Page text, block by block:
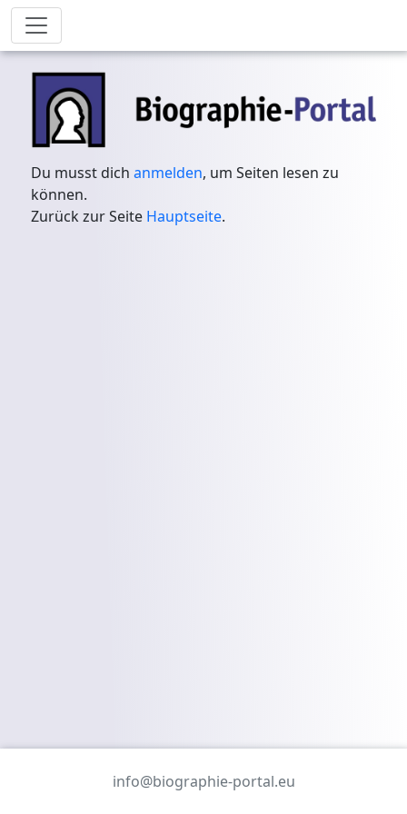
Du musst dichanmelden, um Seiten lesen zu
können.
Zurück zur Seite Hauptseite.
info@biographie-portal.eu